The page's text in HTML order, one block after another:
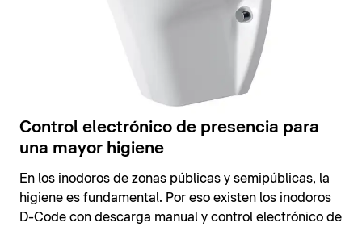
Control electrónico de presencia para
una mayor higiene
En los inodoros de zonas públicas y semipúblicas, la
higiene es fundamental. Por eso existen los inodoros
D-Code con descarga manual y control electrónico de